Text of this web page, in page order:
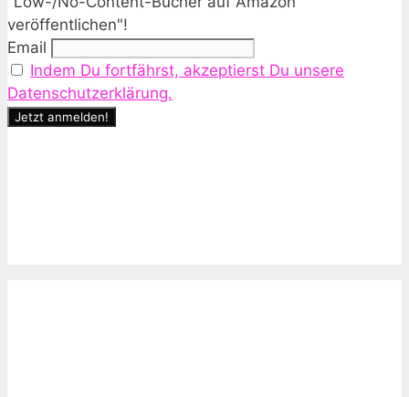
veröffentlichen"!
Email
Indem Du fortfährst, akzeptierst Du unsere
Datenschutzerklärung.